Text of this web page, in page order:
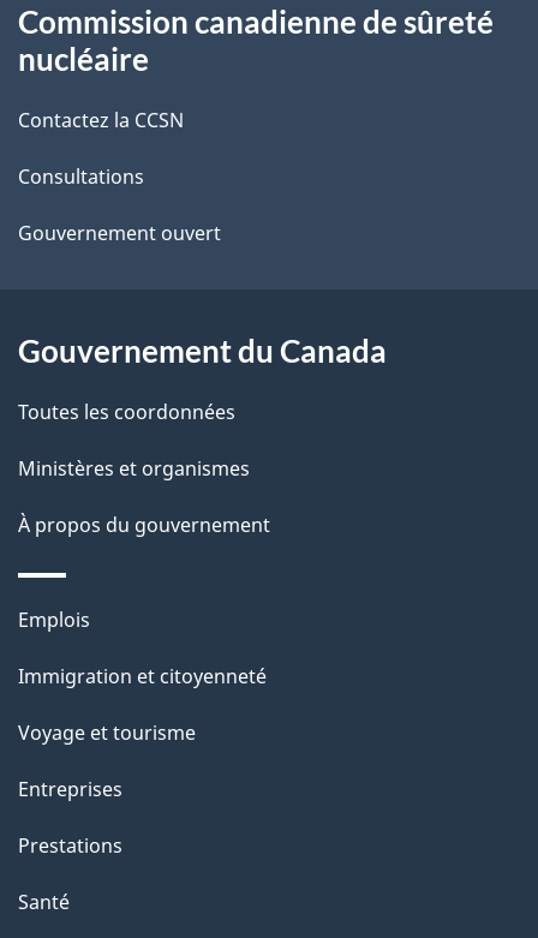
a
i
l
s
d
l
a
g
e
propos
de
ce
site
Commission canadienne de sûreté
nucléaire
Contactez la CCSN
Consultations
Gouvernement ouvert
Gouvernement du Canada
Toutes les coordonnées
Ministères et organismes
À propos du gouvernement
Thèmes
sujets
Emplois
Immigration et citoyenneté
Voyage et tourisme
Entreprises
Prestations
Santé